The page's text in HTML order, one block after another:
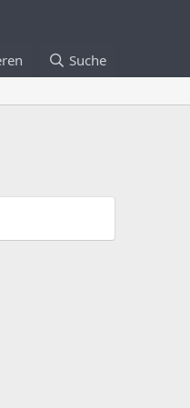
Suche